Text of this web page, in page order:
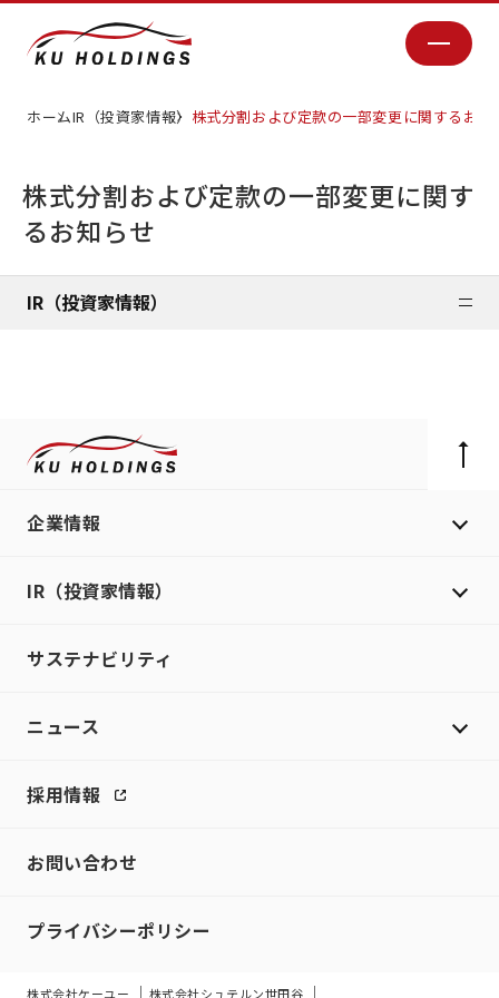
ホームIR（投資家情報） 株式分割および定款の一部変更に関するお知
株式分割および定款の一部変更に関す
るお知らせ
IR（投資家情報）
企業情報
IR（投資家情報）
サステナビリティ
ニュース
採用情報
お問い合わせ
プライバシーポリシー
株式会社ケーユー 株式会社シュテルン世田谷